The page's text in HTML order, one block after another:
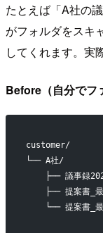
たとえば「A社の
がフォルダをスキ
してくれます。実
Before（自分でフ
customer/
└── A社/
├── 議事録
├── 提案書_
└── 提案書_